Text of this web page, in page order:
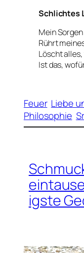
Schlichtes
Mein
Rührt
Löscht
Ist das,
Feuer Liebe
Philosophie
igste